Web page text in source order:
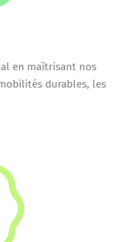
en maîtrisant nos
durables, les